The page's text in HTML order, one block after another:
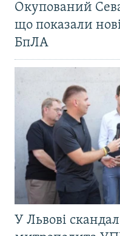
Окупований
що показали
БпЛА
У Львові